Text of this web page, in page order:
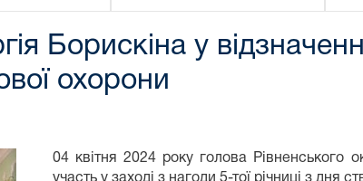
Борискіна у
охорони
04 квітня 2024 року голова Рівненського
участь у заході з нагоди 5-тої річниці з дня